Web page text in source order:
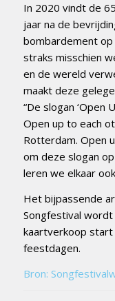
In 2020 vindt de
jaar na de
bombardement
straks misschien
en de wereld
maakt deze
“De slogan ‘Open
Open up to each
Rotterdam. Open
om deze slogan
leren we elkaar
Het bijpassende
Songfestival
kaartverkoop start
feestdagen.
Bron: